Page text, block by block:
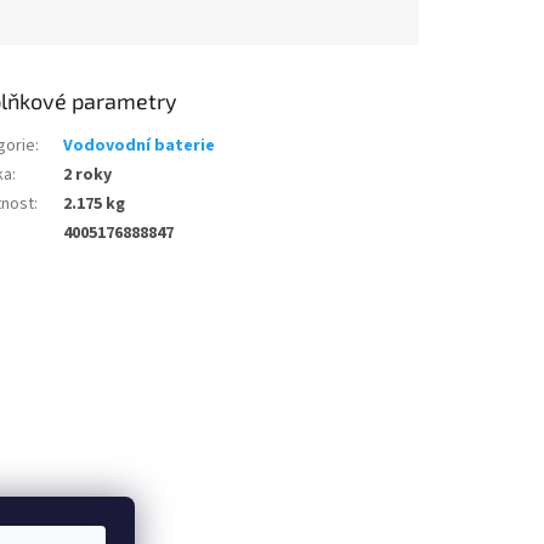
parametry
:
Vodovodní baterie
:
2 roky
:
2.175 kg
4005176888847